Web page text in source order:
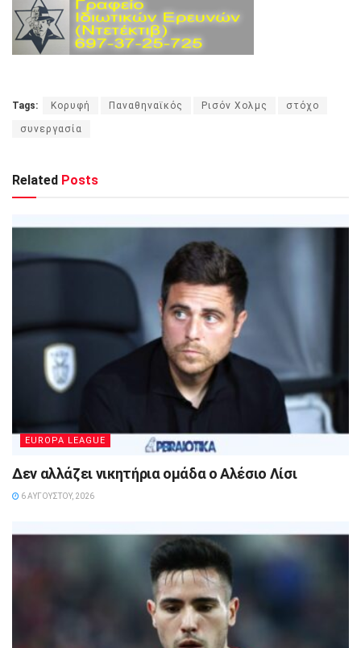
Tags: Κορυφή Παναθηναϊκός Ρισόν Χολμς στόχο
συνεργασία
Related Posts
EUROPA LEAGUE
Δεν αλλάζει νικητήρια ομάδα ο Αλέσιο Λίσι
6 ΑΥΓΟΎΣΤΟΥ, 2026